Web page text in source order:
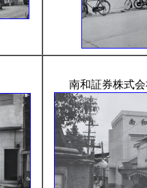
南和証券株式